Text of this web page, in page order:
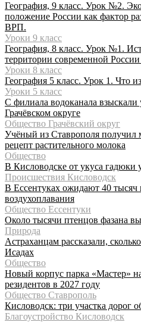
География, 9 класс. Урок №2.
положение России как фактор
ВРП.
Уроки 9 класс
География, 8 класс. Урок №1.
территории современной
Уроки 8 класс
География 5 класс. Урок 1. Что
Уроки 5 класс
С филиала водоканала
Грачёвском округе
Общество Грачёвский округ
Учёный из Ставрополя получил
рецепт растительного молока
Общество
В Кисловодске от укуса гадюки
Происшествия Кисловодск
В Ессентуках ожидают 40 тысяч
воздухоплавания
Общество Ессентуки
Около тысячи птенцов фазана
Природа
Астраханцам рассказали,
Исадах
Общество
Новый корпус парка «Мастер»
резидентов в 2027 году
Общество Ставрополь
Кисловодск: три участка дорог
Благоустройство Кисловодск